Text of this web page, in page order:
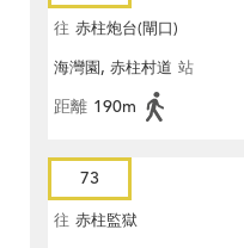
往 赤柱炮台(閘口)
海灣園, 赤柱村道 站
距離 190m
73
往 赤柱監獄